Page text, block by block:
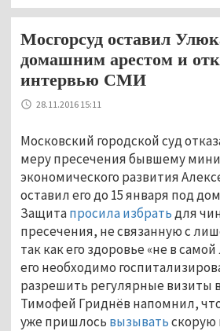
Мосгорсуд оставил
домашним арестом и
интервью СМИ
28.11.2016 15:11
Московский городской суд
меру пресечения бывшему
экономического развития
оставил его до 15 января под
Защитапросила избратьдля
пресечения, не связанную с
так как его здоровье «не в
его необходимо
разрешить регулярные визиты
Тимофей Гриднёв напомнил,
уже пришлось вызывать